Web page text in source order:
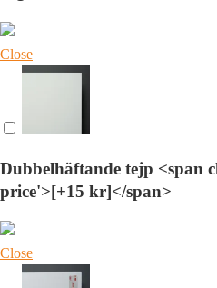
Close
Dubbelhäftande tejp <span
price'>[+15 kr]</span>
Close